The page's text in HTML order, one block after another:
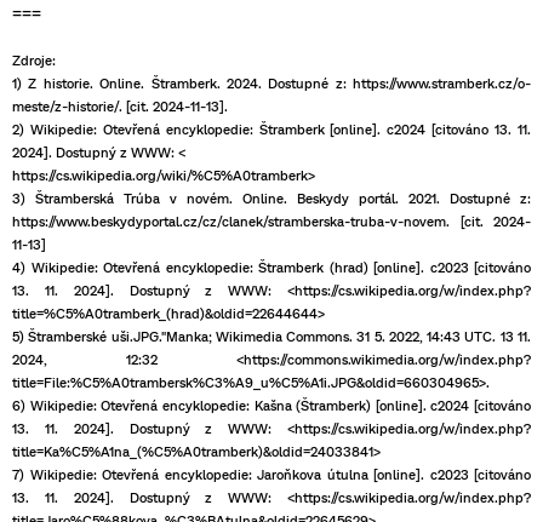
===
Zdroje:
1) Z historie. Online. Štramberk. 2024. Dostupné z: https://www.stramberk.cz/o-
meste/z-historie/. [cit. 2024-11-13].
2) Wikipedie: Otevřená encyklopedie: Štramberk [online]. c2024 [citováno 13. 11.
2024]. Dostupný z WWW: <
https://cs.wikipedia.org/wiki/%C5%A0tramberk>
3) Štramberská Trúba v novém. Online. Beskydy portál. 2021. Dostupné z:
https://www.beskydyportal.cz/cz/clanek/stramberska-truba-v-novem. [cit. 2024-
11-13]
4) Wikipedie: Otevřená encyklopedie: Štramberk (hrad) [online]. c2023 [citováno
13. 11. 2024]. Dostupný z WWW: <https://cs.wikipedia.org/w/index.php?
title=%C5%A0tramberk_(hrad)&oldid=22644644>
5) Štramberské uši.JPG."Manka; Wikimedia Commons. 31 5. 2022, 14:43 UTC. 13 11.
2024, 12:32 <https://commons.wikimedia.org/w/index.php?
title=File:%C5%A0trambersk%C3%A9_u%C5%A1i.JPG&oldid=660304965>.
6) Wikipedie: Otevřená encyklopedie: Kašna (Štramberk) [online]. c2024 [citováno
13. 11. 2024]. Dostupný z WWW: <https://cs.wikipedia.org/w/index.php?
title=Ka%C5%A1na_(%C5%A0tramberk)&oldid=24033841>
7) Wikipedie: Otevřená encyklopedie: Jaroňkova útulna [online]. c2023 [citováno
13. 11. 2024]. Dostupný z WWW: <https://cs.wikipedia.org/w/index.php?